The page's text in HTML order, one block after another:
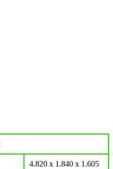
4.820 x 1.840 x 1.605